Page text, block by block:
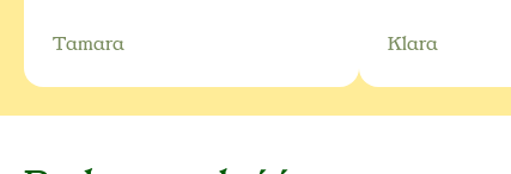
Tamara Klara